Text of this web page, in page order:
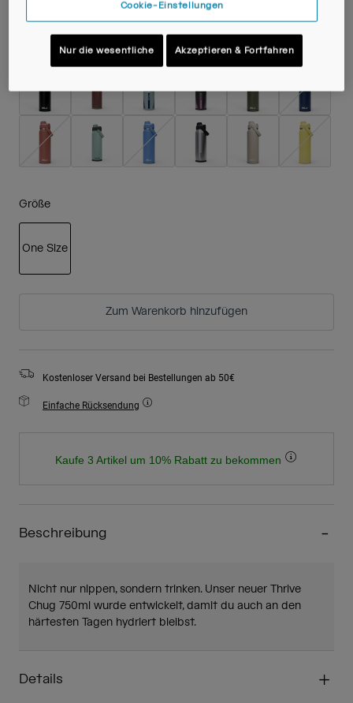
Farben -
Größe
One Size
Zum Warenkorb hinzufügen
Kostenloser Versand bei Bestellungen ab 50€
Einfache Rücksendung
Kaufe 3 Artikel um 10% Rabatt zu bekommen
Beschreibung
Nicht nur nippen, sondern trinken. Unser neuer Thrive
Chug 750ml wurde entwickelt, damit du auch an den
härtesten Tagen hydriert bleibst.
Details
Cookie-Einstellungen
Nur die wesentliche Akzeptieren & Fortfahren